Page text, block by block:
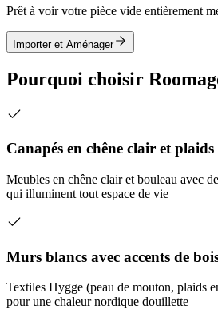
Prêt à voir votre pièce vide entièrement
Importer et Aménager
Pourquoi choisir
Canapés en chêne clair et
Meubles en chêne clair et bouleau avec
qui illuminent tout espace de vie
Murs blancs avec accents de
Textiles Hygge (peau de mouton, plaids
pour une chaleur nordique douillette